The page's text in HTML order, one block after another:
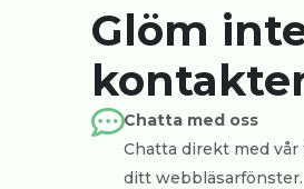
Glöm
Chatta med oss
Chatta direkt med
ditt webbläsarfönster.